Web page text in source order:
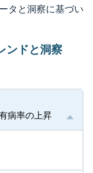
タと洞察に基づい
ンドと洞察
病率の上昇